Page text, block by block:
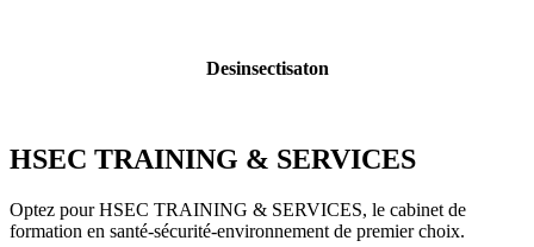
Desinsectisaton
HSEC TRAINING & SERVICES
Optez pour HSEC TRAINING & SERVICES, le cabinet de
formation en santé-sécurité-environnement de premier choix.